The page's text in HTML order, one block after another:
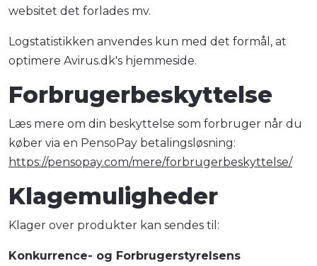
websitet det forlades mv.
Logstatistikken anvendes kun med det formål, at
optimere Avirus.dk's hjemmeside.
Forbrugerbeskyttelse
Læs mere om din beskyttelse som forbruger når du
køber via en PensoPay betalingsløsning:
https://pensopay.com/mere/forbrugerbeskyttelse/
Klagemuligheder
Klager over produkter kan sendes til:
Konkurrence- og Forbrugerstyrelsens